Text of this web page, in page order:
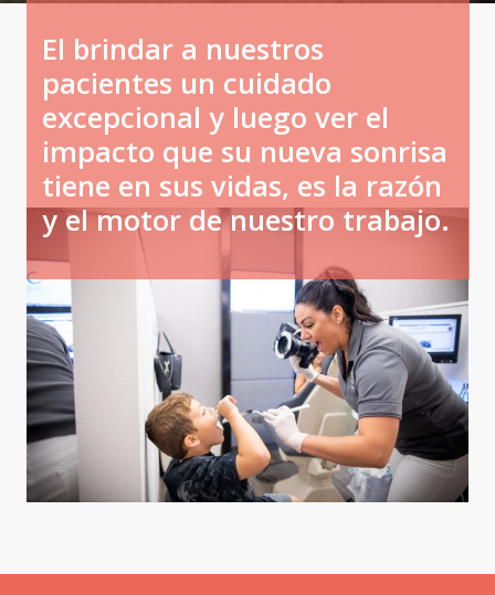
El brindar a nuestros
pacientes un cuidado
excepcional y luego ver el
impacto que su nueva sonrisa
tiene en sus vidas, es la razón
y el motor de nuestro trabajo.